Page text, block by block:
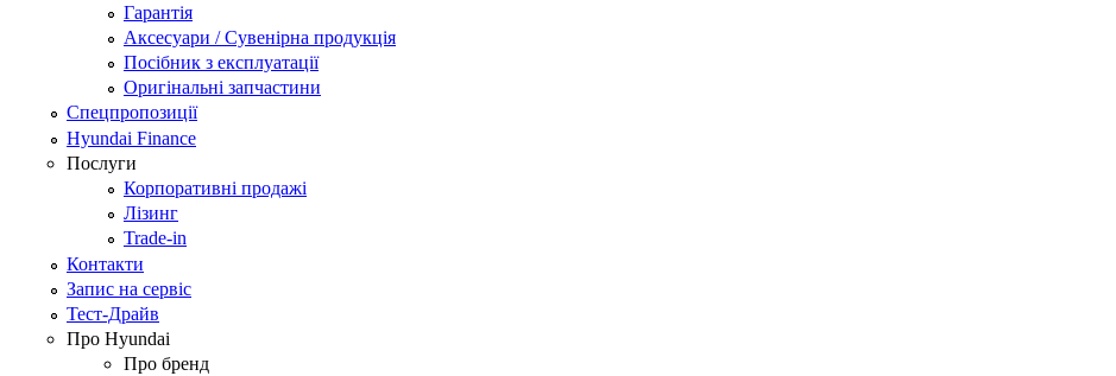
Гарантія
Аксесуари / Сувенірна продукція
Посібник з експлуатації
Оригінальні запчастини
Спецпропозиції
Hyundai Finance
Послуги
Корпоративні продажі
Лізинг
Trade-in
Контакти
Запис на сервіс
Тест-Драйв
Про Hyundai
Про бренд